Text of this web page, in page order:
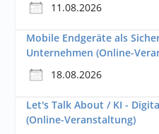
11.08.2026
Mobile Endgeräte als
Unternehmen (Online-
18.08.2026
Let's Talk About / KI -
(Online-Veranstaltung)